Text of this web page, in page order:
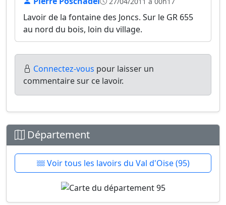
Lavoir de la fontaine des Joncs. Sur le GR 655
au nord du bois, loin du village.
Connectez-vous pour laisser un
commentaire sur ce lavoir.
Département
Voir tous les lavoirs du Val d'Oise (95)